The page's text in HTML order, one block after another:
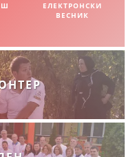
ПОСТАВЕНОСТ
ЕЛЕКТРОНСКИ
ВЕСНИК